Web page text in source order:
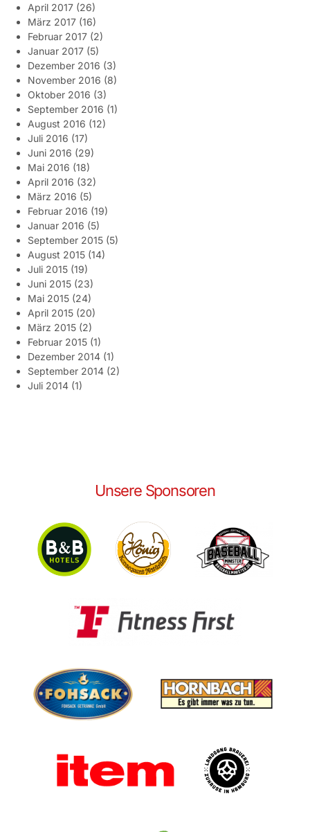
April 2017 (26)
März 2017 (16)
Februar 2017 (2)
Januar 2017 (5)
Dezember 2016 (3)
November 2016 (8)
Oktober 2016 (3)
September 2016 (1)
August 2016 (12)
Juli 2016 (17)
Juni 2016 (29)
Mai 2016 (18)
April 2016 (32)
März 2016 (5)
Februar 2016 (19)
Januar 2016 (5)
September 2015 (5)
August 2015 (14)
Juli 2015 (19)
Juni 2015 (23)
Mai 2015 (24)
April 2015 (20)
März 2015 (2)
Februar 2015 (1)
Dezember 2014 (1)
September 2014 (2)
Juli 2014 (1)
Unsere Sponsoren